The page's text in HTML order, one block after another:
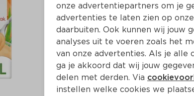
onze advertentiepartners om je
advertenties te laten zien op
daarbuiten. Ook kunnen wij jouw
analyses uit te voeren zoals het
van onze advertenties. Als je alle
ga je akkoord dat wij jouw
delen met derden. Via
instellen welke cookies we